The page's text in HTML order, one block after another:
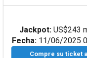
Jackpot: US$243
Fecha:11/06/2025
Compre su ticket